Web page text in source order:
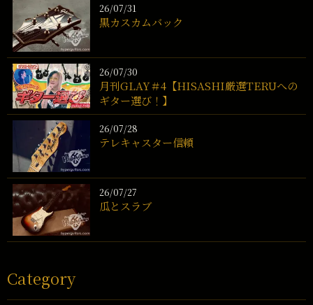
26/07/31
黒カスカムバック
26/07/30
月刊GLAY＃4【HISASHI厳選TERUへの
ギター選び！】
26/07/28
テレキャスター信頼
26/07/27
瓜とスラブ
Category